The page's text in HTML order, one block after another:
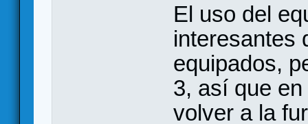
El uso del
interesantes
equipados,
3, así que
volver a la